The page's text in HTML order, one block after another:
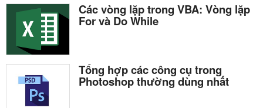
Các vòng lặp trong VBA: Vòng lặp
For và Do While
Tổng hợp các công cụ trong
Photoshop thường dùng nhất